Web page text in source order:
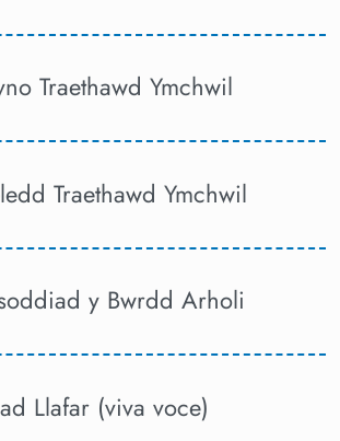
Traethawd Ymchwil
Traethawd Ymchwil
y Bwrdd Arholi
Llafar (viva voce)